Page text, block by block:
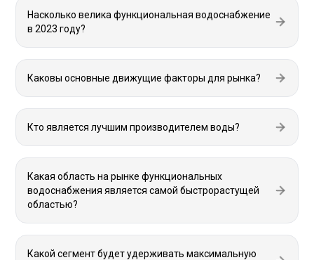
Насколько велика функциональная водоснабжение
в 2023 году?
Каковы основные движущие факторы для рынка?
Кто является лучшим производителем воды?
Какая область на рынке функциональных
водоснабжения является самой быстрорастущей
областью?
Какой сегмент будет удерживать максимальную